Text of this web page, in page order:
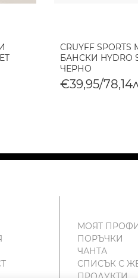
CRUYFF
БАНСКИ HYDRO
ЧЕРНО
€39,95/
МОЯТ
ПОРЪЧКИ
ЧАНТА
СПИСЪК С